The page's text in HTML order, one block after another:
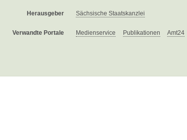
Herausgeber Sächsische Staatskanzlei
Verwandte Portale Medienservice Publikationen Amt24